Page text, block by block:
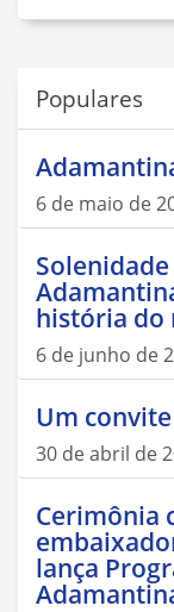
Populares
6 de maio de
história do
6 de junho de
Um
30 de abril de
Cerimônia
lança